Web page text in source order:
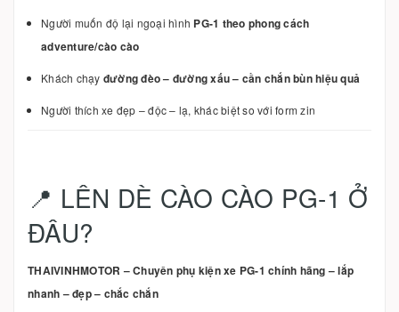
Người muốn độ lại ngoại hình PG-1 theo phong cách
adventure/cào cào
Khách chạy đường đèo – đường xấu – cần chắn bùn hiệu quả
Người thích xe đẹp – độc – lạ, khác biệt so với form zin
📍 LÊN DÈ CÀO CÀO PG-1 Ở
ĐÂU?
THAIVINHMOTOR – Chuyên phụ kiện xe PG-1 chính hãng – lắp
nhanh – đẹp – chắc chắn